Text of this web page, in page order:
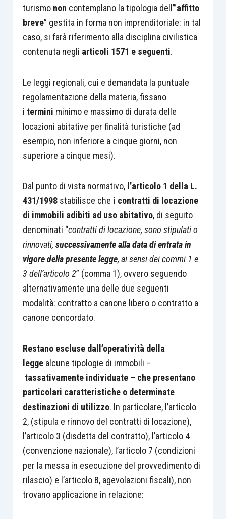
turismo non contemplano la tipologia dell’”affitto
breve” gestita in forma non imprenditoriale: in tal
caso, si farà riferimento alla disciplina civilistica
contenuta negli articoli 1571 e seguenti.
Le leggi regionali, cui e demandata la puntuale
regolamentazione della materia, fissano
i termini minimo e massimo di durata delle
locazioni abitative per finalità turistiche (ad
esempio, non inferiore a cinque giorni, non
superiore a cinque mesi).
Dal punto di vista normativo, l’articolo 1 della L.
431/1998stabilisce che i contratti di locazione
di immobili adibiti ad uso abitativo, di seguito
denominati “contratti di locazione, sono stipulati o
rinnovati, successivamente alla data di entrata in
vigore della presente legge, ai sensi dei commi 1 e
3 dell’articolo 2” (comma 1), ovvero seguendo
alternativamente una delle due seguenti
modalità: contratto a canone libero o contratto a
canone concordato.
Restano escluse dall’operatività della
leggealcune tipologie di immobili –
tassativamente individuate – che presentano
particolari caratteristiche o determinate
destinazioni di utilizzo. In particolare, l’articolo
2, (stipula e rinnovo del contratti di locazione),
l’articolo 3 (disdetta del contratto), l’articolo 4
(convenzione nazionale), l’articolo 7 (condizioni
per la messa in esecuzione del provvedimento di
rilascio) e l’articolo 8, agevolazioni fiscali), non
trovano applicazione in relazione: